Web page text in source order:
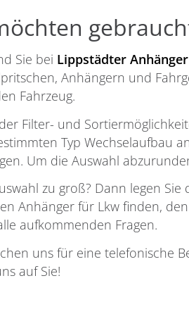
Sie bei Lippstädter Anhänger
Anhängern und
Fahrzeug.
Filter- und
Typ Wechselaufbau
Um die Auswahl
zu groß? Dann legen
Anhänger für Lkw finden,
aufkommenden Fragen.
uns für eine telefonische
auf Sie!